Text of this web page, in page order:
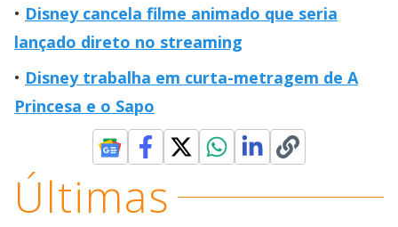
Disney cancela filme animado que seria
lançado direto no streaming
Disney trabalha em curta-metragem de A
Princesa e o Sapo
Últimas